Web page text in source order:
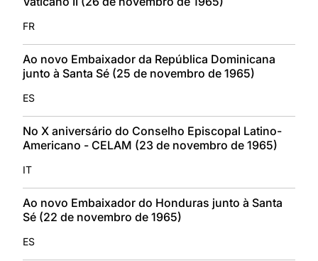
FR
Ao novo Embaixador da República Dominicana
junto à Santa Sé (25 de novembro de 1965)
ES
No X aniversário do Conselho Episcopal Latino-
Americano - CELAM (23 de novembro de 1965)
IT
Ao novo Embaixador do Honduras junto à Santa
Sé (22 de novembro de 1965)
ES